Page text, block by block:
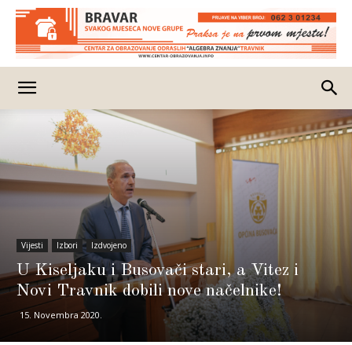
Vijesti Izbori Izdvojeno
U Kiseljaku i Busovači stari, a Vitez i
Novi Travnik dobili nove načelnike!
15. Novembra 2020.